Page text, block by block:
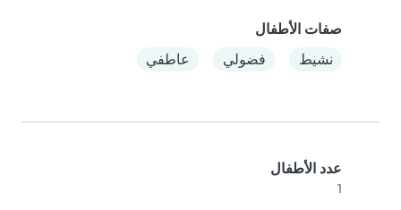
صفات الأطفال
نشيط
فضولي عاطفي
عدد الأطفال
1